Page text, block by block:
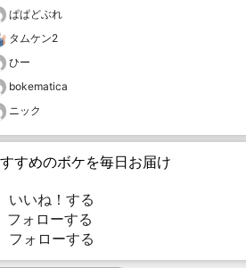
ぱぱどぶれ
タムケン2
ひー
bokematica
ニック
すめのボケを毎日お届け
いいね！する
ォローする
フォローする